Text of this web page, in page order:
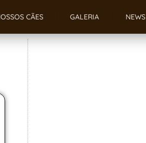
CÃES GALERIA NEWS